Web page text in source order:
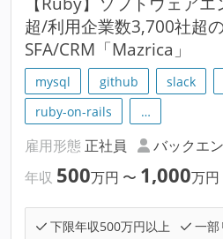
超/利用企業数3,700社超の
SFA/CRM「Mazrica」
mysql github slack
ruby-on-rails
…
雇用形態 正社員 バックエ
年収 500万円 〜 1,000万円
下限年収500万円以上
一部